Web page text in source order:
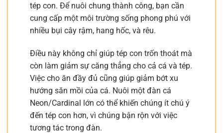
tép con. Để nuôi chung thành công, bạn cần
cung cấp một môi trường sống phong phú với
nhiều bụi cây rậm, hang hốc, và rêu.
Điều này không chỉ giúp tép con trốn thoát mà
còn làm giảm sự căng thẳng cho cả cá và tép.
Việc cho ăn đầy đủ cũng giúp giảm bớt xu
hướng săn mồi của cá. Nuôi một đàn cá
Neon/Cardinal lớn có thể khiến chúng ít chú ý
đến tép con hơn, vì chúng bận rộn với việc
tương tác trong đàn.